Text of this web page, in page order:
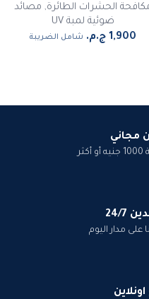
الحشرات الطائرة, مصائد
ضوئية لمبة UV
شامل الضريبة
مجاني
24/7
مدار اليوم